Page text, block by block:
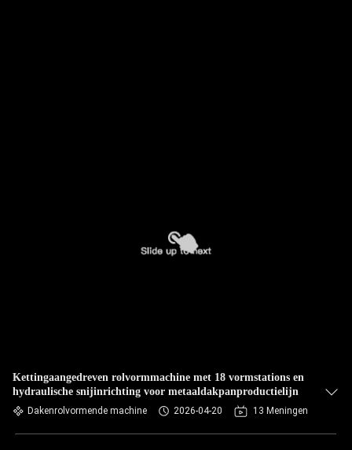
Kettingaangedreven rolvormmachine met 18 vormstations en
hydraulische snijinrichting voor metaaldakpanproductielijn
Dakenrolvormende machine 2026-04-20 13 Meningen